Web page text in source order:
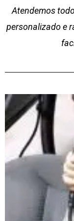
Atendemos
personalizado e